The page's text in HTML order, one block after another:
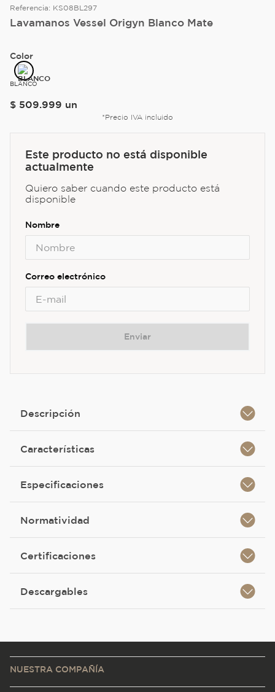
Referencia: KS08BL297
Lavamanos Vessel Origyn Blanco Mate
Color
BLANCO
$ 509.999 un
*Precio IVA incluido
Este producto no está disponible
actualmente
Quiero saber cuando este producto está
disponible
Enviar
Descripción
Características
Especificaciones
Normatividad
Certificaciones
Descargables
NUESTRA COMPAÑÍA